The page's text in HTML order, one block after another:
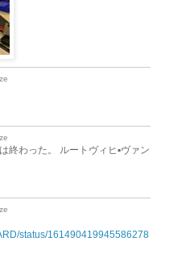
終わった。 ルートヴィヒ▪ヴァン
status/161490419945586278